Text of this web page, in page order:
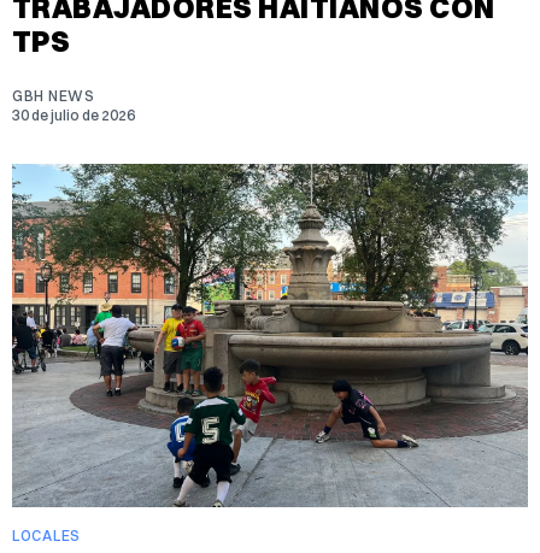
TRABAJADORES HAITIANOS CON
TPS
GBH NEWS
30 de julio de 2026
LOCALES